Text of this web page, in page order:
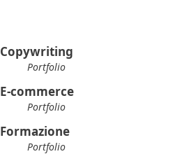
Copywriting
Portfolio
E-commerce
Portfolio
Formazione
Portfolio